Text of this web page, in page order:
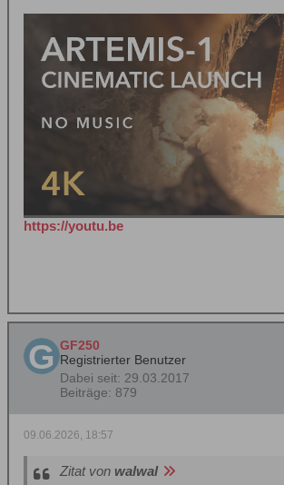
https://youtu.be
GF250
Registrierter Benutzer
Dabei seit: 29.03.2017
Beiträge: 879
09.06.2026, 18:57
Zitat von walwal